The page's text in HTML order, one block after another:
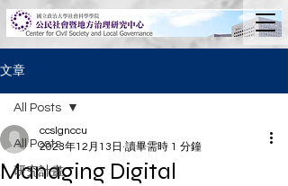
文章
All Posts
研究計畫
All Posts
Managing Digital
ccslgnccu
2023年12月13日 讀畢需時 1 分鐘